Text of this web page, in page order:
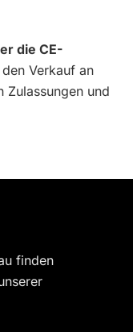
die CE-
Verkauf an
Zulassungen und
finden